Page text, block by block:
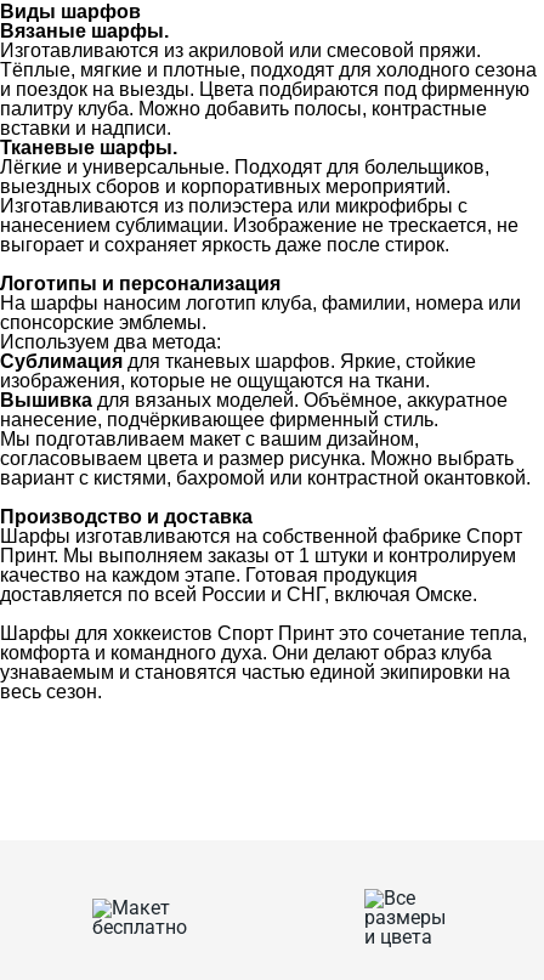
Виды шарфов
Вязаные шарфы.
Изготавливаются из акриловой или смесовой пряжи.
Тёплые, мягкие и плотные, подходят для холодного сезона
и поездок на выезды. Цвета подбираются под фирменную
палитру клуба. Можно добавить полосы, контрастные
вставки и надписи.
Тканевые шарфы.
Лёгкие и универсальные. Подходят для болельщиков,
выездных сборов и корпоративных мероприятий.
Изготавливаются из полиэстера или микрофибры с
нанесением сублимации. Изображение не трескается, не
выгорает и сохраняет яркость даже после стирок.
Логотипы и персонализация
На шарфы наносим логотип клуба, фамилии, номера или
спонсорские эмблемы.
Используем два метода:
Сублимация для тканевых шарфов. Яркие, стойкие
изображения, которые не ощущаются на ткани.
Вышивка для вязаных моделей. Объёмное, аккуратное
нанесение, подчёркивающее фирменный стиль.
Мы подготавливаем макет с вашим дизайном,
согласовываем цвета и размер рисунка. Можно выбрать
вариант с кистями, бахромой или контрастной окантовкой.
Производство и доставка
Шарфы изготавливаются на собственной фабрике Спорт
Принт. Мы выполняем заказы от 1 штуки и контролируем
качество на каждом этапе. Готовая продукция
доставляется по всей России и СНГ, включая Омске.
Шарфы для хоккеистов Спорт Принт это сочетание тепла,
комфорта и командного духа. Они делают образ клуба
узнаваемым и становятся частью единой экипировки на
весь сезон.